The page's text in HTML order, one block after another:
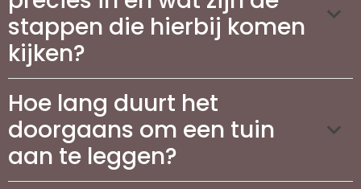
stappen die hierbij komen
kijken?
Hoe lang duurt het
doorgaans om een tuin
aan te leggen?